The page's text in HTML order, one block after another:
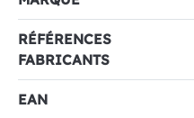
RÉFÉRENCES
FABRICANTS
EAN